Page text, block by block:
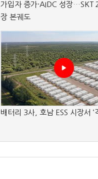
가입자 증가·AIDC 성장…SKT
장 본궤도
배터리 3사, 호남 ESS 시장서 ‘